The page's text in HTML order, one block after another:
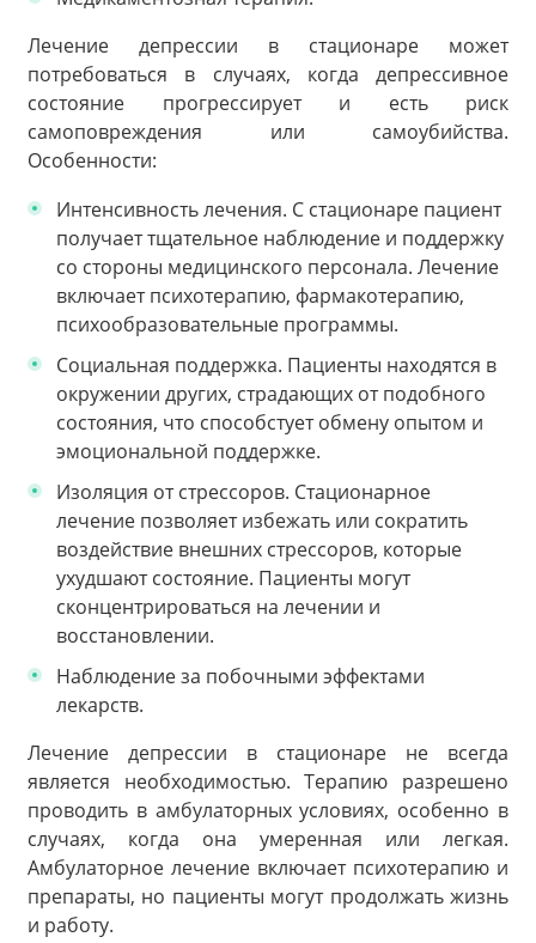
Лечение депрессии в стационаре может
потребоваться в случаях, когда депрессивное
состояние прогрессирует и есть риск
самоповреждения или самоубийства.
Особенности:
Интенсивность лечения. С стационаре пациент
получает тщательное наблюдение и поддержку
со стороны медицинского персонала. Лечение
включает психотерапию, фармакотерапию,
психообразовательные программы.
Социальная поддержка. Пациенты находятся в
окружении других, страдающих от подобного
состояния, что способстует обмену опытом и
эмоциональной поддержке.
Изоляция от стрессоров. Стационарное
лечение позволяет избежать или сократить
воздействие внешних стрессоров, которые
ухудшают состояние. Пациенты могут
сконцентрироваться на лечении и
восстановлении.
Наблюдение за побочными эффектами
лекарств.
Лечение депрессии в стационаре не всегда
является необходимостью. Терапию разрешено
проводить в амбулаторных условиях, особенно в
случаях, когда она умеренная или легкая.
Амбулаторное лечение включает психотерапию и
препараты, но пациенты могут продолжать жизнь
и работу.